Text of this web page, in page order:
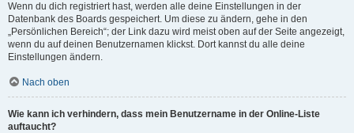
Wenn du dich registriert hast, werden alle deine Einstellungen in der
Datenbank des Boards gespeichert. Um diese zu ändern, gehe in den
„Persönlichen Bereich“; der Link dazu wird meist oben auf der Seite angezeigt,
wenn du auf deinen Benutzernamen klickst. Dort kannst du alle deine
Einstellungen ändern.
Nach oben
Wie kann ich verhindern, dass mein Benutzername in der Online-Liste
auftaucht?